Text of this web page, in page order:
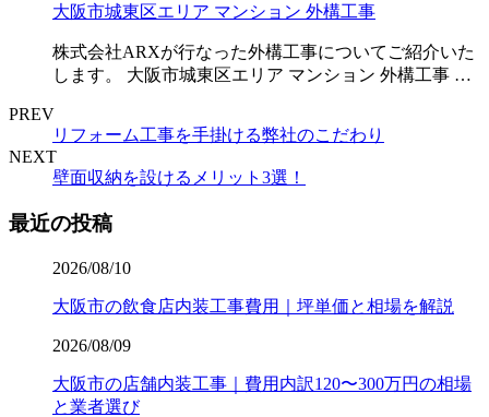
大阪市城東区エリア マンション 外構工事
株式会社ARXが行なった外構工事についてご紹介いた
します。 大阪市城東区エリア マンション 外構工事 …
PREV
リフォーム工事を手掛ける弊社のこだわり
NEXT
壁面収納を設けるメリット3選！
最近の投稿
2026/08/10
大阪市の飲食店内装工事費用｜坪単価と相場を解説
2026/08/09
大阪市の店舗内装工事｜費用内訳120〜300万円の相場
と業者選び